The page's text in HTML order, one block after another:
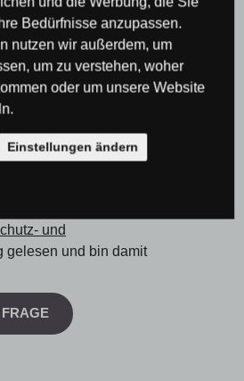
und
gelesen und bin damit
Bedürfnisse anzupassen.
nutzen wir außerdem, um
um zu verstehen, woher
oder um unsere Website
Einstellungen ändern